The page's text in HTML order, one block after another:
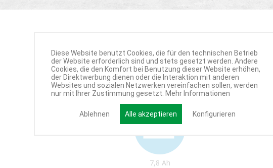
eFluxLITE ONE
7,8 Ah
Diese Website benutzt Cookies, die für den technischen Betrieb
der Website erforderlich sind und stets gesetzt werden. Andere
Cookies, die den Komfort bei Benutzung dieser Website erhöhen,
der Direktwerbung dienen oder die Interaktion mit anderen
Websites und sozialen Netzwerken vereinfachen sollen, werden
nur mit Ihrer Zustimmung gesetzt. Mehr Informationen
Ablehnen Alle akzeptieren Konfigurieren